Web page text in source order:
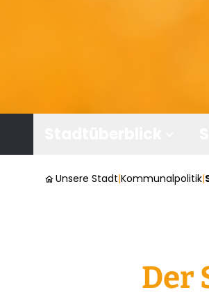
home Unsere Stadt|Kommunalpolitik|
Der